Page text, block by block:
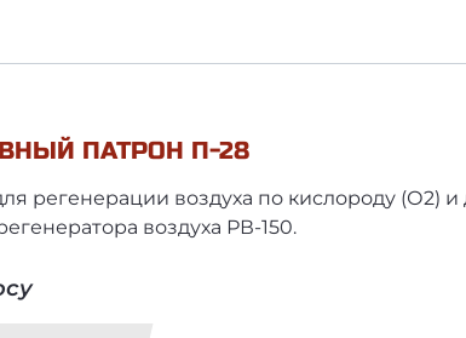
ПАТРОН П-28
регенерации воздуха по кислороду (О2) и
воздуха РВ-150.